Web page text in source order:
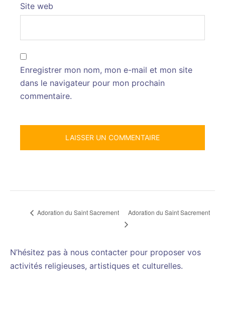
Site web
Enregistrer mon nom, mon e-mail et mon site
dans le navigateur pour mon prochain
commentaire.
Adoration du Saint Sacrement Adoration du Saint Sacrement
N’hésitez pas à nous contacter pour proposer vos
activités religieuses, artistiques et culturelles.